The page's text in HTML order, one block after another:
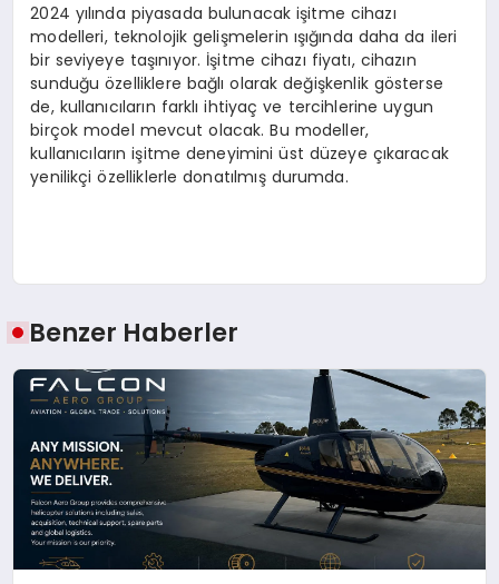
2024 yılında piyasada bulunacak işitme cihazı
modelleri, teknolojik gelişmelerin ışığında daha da ileri
bir seviyeye taşınıyor. İşitme cihazı fiyatı, cihazın
sunduğu özelliklere bağlı olarak değişkenlik gösterse
de, kullanıcıların farklı ihtiyaç ve tercihlerine uygun
birçok model mevcut olacak. Bu modeller,
kullanıcıların işitme deneyimini üst düzeye çıkaracak
yenilikçi özelliklerle donatılmış durumda.
Benzer Haberler